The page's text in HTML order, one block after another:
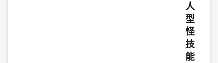
人
型
怪
技
能，